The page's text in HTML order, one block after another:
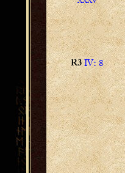
R3 IV: 8